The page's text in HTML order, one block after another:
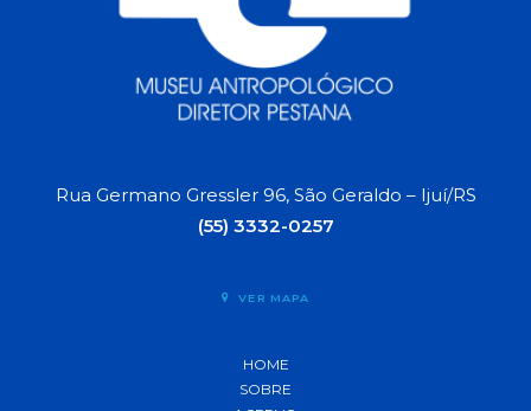
Rua Germano Gressler 96, São Geraldo – Ijuí/RS
(55) 3332-0257
VER MAPA
HOME
SOBRE